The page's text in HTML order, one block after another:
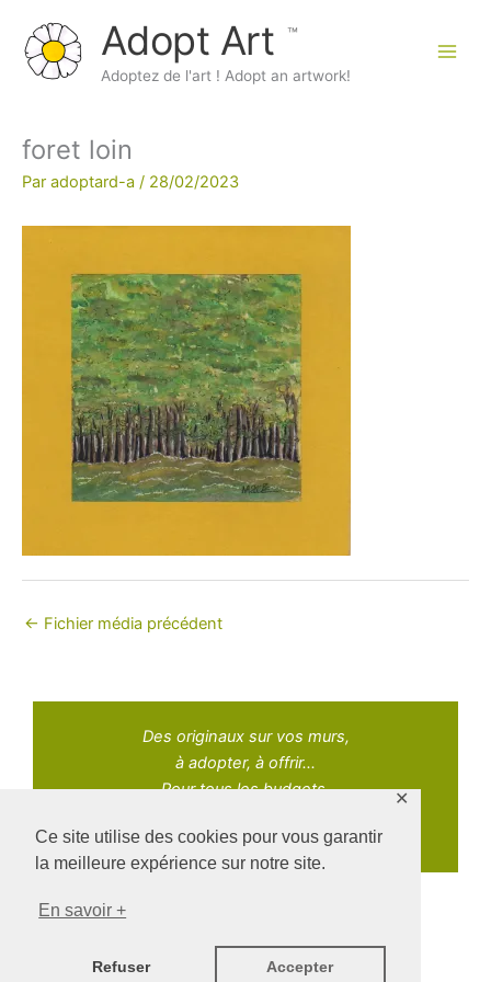
Ce site utilise des cookies pour vous garantir
la meilleure expérience sur notre site.
En savoir +
Refuser Accepter
✕
contenu
Adopt Art
Adoptez de l'art ! Adopt an artwork!
foret loin
Par adoptard-a / 28/02/2023
← Fichier média précédent
Des originaux sur vos murs,
à adopter, à offrir...
Pour tous les budgets.